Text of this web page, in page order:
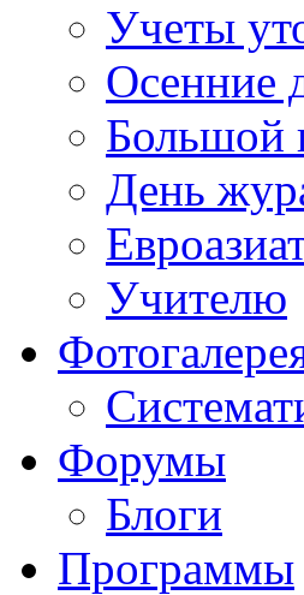
Учеты
Осенние
Большой
День
Учителю
Форумы
Блоги
Программы